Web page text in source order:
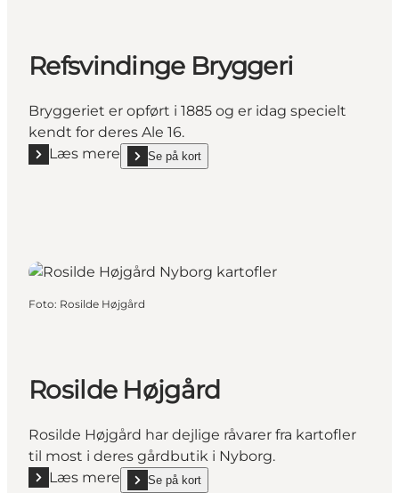
Refsvindinge Bryggeri
Bryggeriet er opført i 1885 og er idag specielt
kendt for deres Ale 16.
Læs mere
Læs mere "Refsvindinge Bryggeri"
Se på kort
show Refsvindinge Bryggeri on_map
Foto: Rosilde Højgård
Rosilde Højgård
Rosilde Højgård har dejlige råvarer fra kartofler
til most i deres gårdbutik i Nyborg.
Læs mere
Læs mere "Rosilde Højgård"
Se på kort
show Rosilde Højgård on_map